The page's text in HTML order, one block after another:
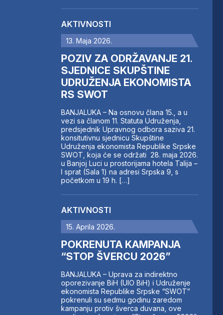
AKTIVNOSTI
13. Maja 2026.
POZIV ZA ODRŽAVANJE 21.
SJEDNICE SKUPŠTINE
UDRUŽENJA EKONOMISTA
RS SWOT
BANJALUKA – Na osnovu člana 15., a u
vezi sa članom 11. Statuta Udruženja,
predsjednik Upravnog odbora saziva 21.
konsitutivnu sjednicu Skupštine
Udruženja ekonomista Republike Srpske
SWOT, koja će se održati 28. maja 2026.
u Banjoj Luci u prostorijama hotela Talija –
I sprat (Sala 1) na adresi Srpska 9, s
početkom u 19 h. […]
AKTIVNOSTI
15. Aprila 2026.
POKRENUTA KAMPANJA
“STOP ŠVERCU 2026”
BANJALUKA – Uprava za indirektno
oporezivanje BiH (UIO BiH) i Udruženje
ekonomista Republike Srpske “SWOT”
pokrenuli su sedmu godinu zaredom
kampanju protiv šverca duvana, ove